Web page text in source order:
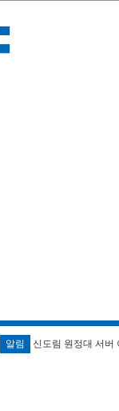
알림 신도림 원정대 서버